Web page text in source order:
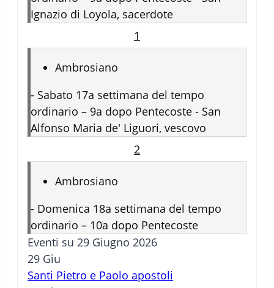
Ignazio di Loyola, sacerdote
1
Ambrosiano
- Sabato 17a settimana del tempo
ordinario – 9a dopo Pentecoste - San
Alfonso Maria de' Liguori, vescovo
2
Ambrosiano
- Domenica 18a settimana del tempo
ordinario – 10a dopo Pentecoste
Eventi su 29 Giugno 2026
29 Giu
Santi Pietro e Paolo apostoli